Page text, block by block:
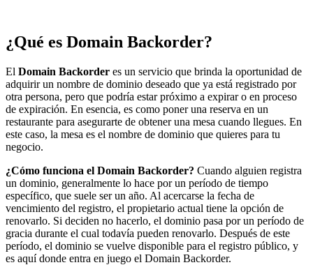
¿Qué es Domain Backorder?
El Domain Backorder es un servicio que brinda la oportunidad de
adquirir un nombre de dominio deseado que ya está registrado por
otra persona, pero que podría estar próximo a expirar o en proceso
de expiración. En esencia, es como poner una reserva en un
restaurante para asegurarte de obtener una mesa cuando llegues. En
este caso, la mesa es el nombre de dominio que quieres para tu
negocio.
¿Cómo funciona el Domain Backorder? Cuando alguien registra
un dominio, generalmente lo hace por un período de tiempo
específico, que suele ser un año. Al acercarse la fecha de
vencimiento del registro, el propietario actual tiene la opción de
renovarlo. Si deciden no hacerlo, el dominio pasa por un período de
gracia durante el cual todavía pueden renovarlo. Después de este
período, el dominio se vuelve disponible para el registro público, y
es aquí donde entra en juego el Domain Backorder.